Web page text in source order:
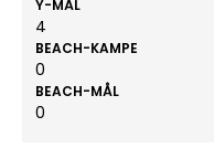
Y-MÅL
4
BEACH-KAMPE
0
BEACH-MÅL
0